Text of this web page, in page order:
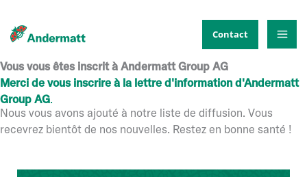
au
Contact
Vous vous êtes inscrit à Andermatt Group AG
Merci de vous inscrire à la lettre d'information d'Andermatt
Group AG.
Nous vous avons ajouté à notre liste de diffusion. Vous
recevrez bientôt de nos nouvelles. Restez en bonne santé !